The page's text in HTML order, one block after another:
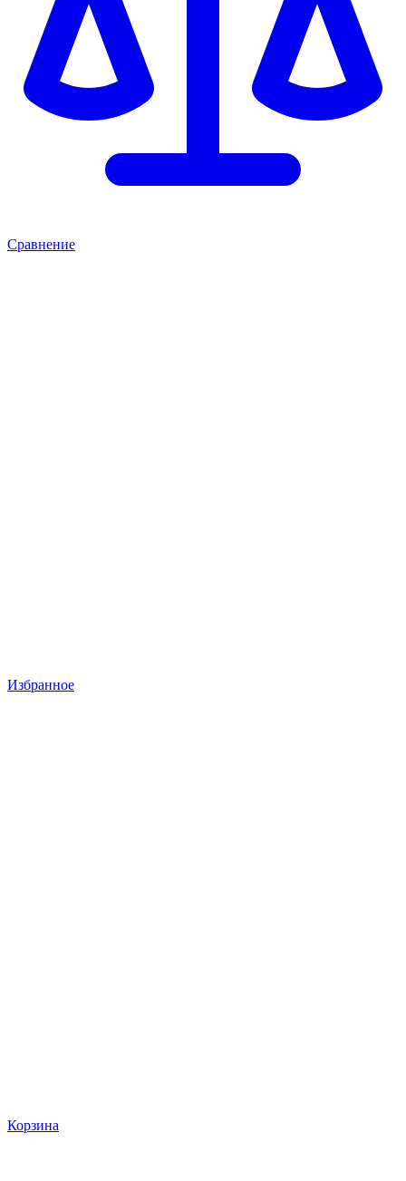
Сравнение
Избранное
Корзина